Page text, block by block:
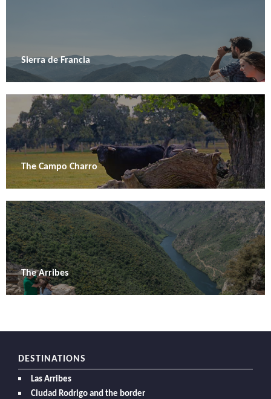
Sierra de Francia
The Campo Charro
The Arribes
DESTINATIONS
Las Arribes
Ciudad Rodrigo and the border